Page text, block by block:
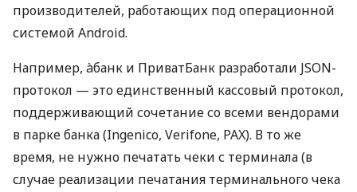
производителей, работающих под операционной
системой Android.
Например, àбанк и ПриватБанк разработали JSON-
протокол — это единственный кассовый протокол,
поддерживающий сочетание со всеми вендорами
в парке банка (Ingenico, Verifone, PAX). В то же
время, не нужно печатать чеки с терминала (в
случае реализации печатания терминального чека